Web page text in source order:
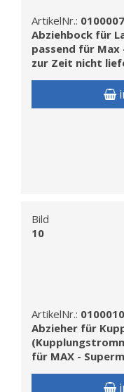
ArtikelNr.: 0100007
Abziehbock für
passend für Max
zur Zeit nicht
Bild
10
ArtikelNr.: 0100010
Abzieher für
für MAX -